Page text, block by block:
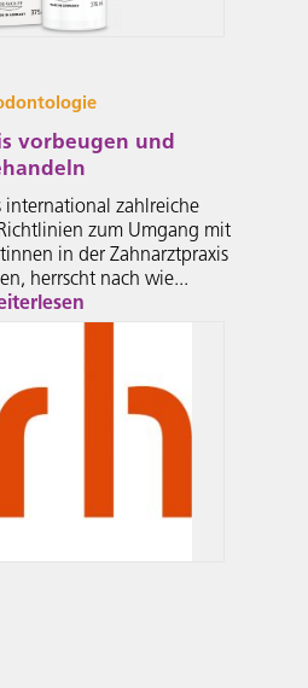
vorbeugen und
international zahlreiche
zum Umgang mit
in der Zahnarztpraxis
herrscht nach wie...